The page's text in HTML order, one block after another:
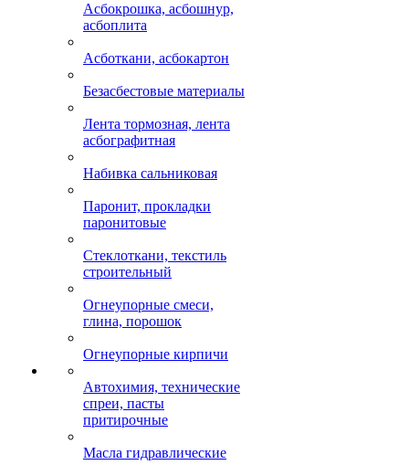
Асбокрошка, асбошнур,
асбоплита
Асботкани, асбокартон
Безасбестовые материалы
Лента тормозная, лента
асбографитная
Набивка сальниковая
Паронит, прокладки
паронитовые
Стеклоткани, текстиль
строительный
Огнеупорные смеси,
глина, порошок
Огнеупорные кирпичи
Автохимия, технические
спреи, пасты
притирочные
Масла гидравлические